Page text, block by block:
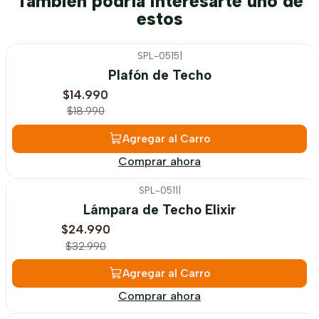
estos
SPL-0515
Plafón de Techo
$14.990
$18.990
Agregar al Carro
Comprar ahora
SPL-0511
Lámpara de Techo Elixir
$24.990
$32.990
Agregar al Carro
Comprar ahora